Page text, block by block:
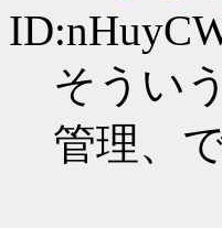
そうい
管理、